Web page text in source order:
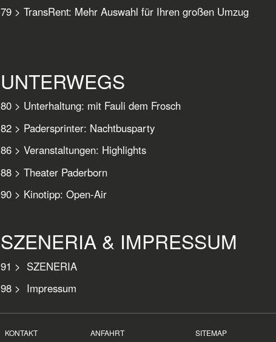
79 > TransRent: Mehr Auswahl für Ihren großen Umzug
UNTERWEGS
80 > Unterhaltung: mit Fauli dem Frosch
82 > Padersprinter: Nachtbusparty
86 > Veranstaltungen: Highlights
88 > Theater Paderborn
90 > Kinotipp: Open-Air
SZENERIA & IMPRESSUM
91 > SZENERIA
98 > Impressum
KONTAKT ANFAHRT
SITEMAP